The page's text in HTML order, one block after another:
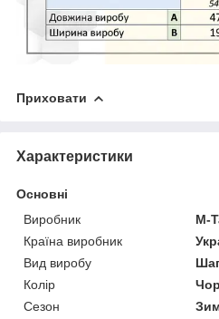
Приховати
Характеристики
Основні
Виробник
M-
Країна виробник
Вид виробу
Колір
Сезон